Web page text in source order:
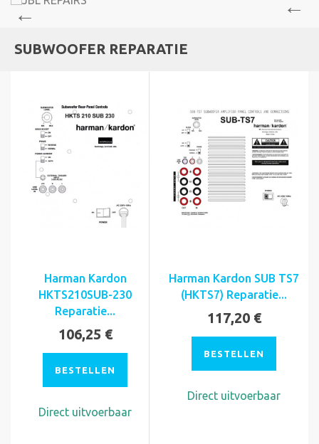
SUBWOOFER REPARATIE
Harman Kardon
HKTS210SUB-230
Reparatie...
106,25 €
BESTELLEN
Direct uitvoerbaar
Harman Kardon SUB TS7
(HKTS7) Reparatie...
117,20 €
BESTELLEN
Direct uitvoerbaar